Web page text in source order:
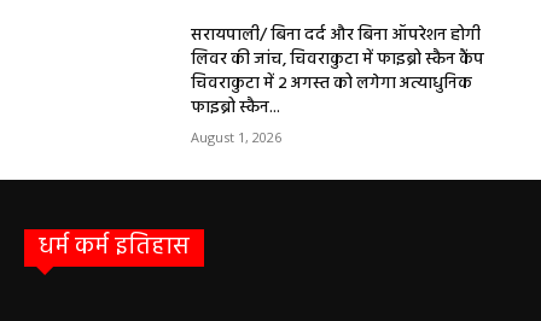
सरायपाली/ बिना दर्द और बिना ऑपरेशन होगी
लिवर की जांच, चिवराकुटा में फाइब्रो स्कैन कैंप
चिवराकुटा में 2 अगस्त को लगेगा अत्याधुनिक
फाइब्रो स्कैन...
August 1, 2026
धर्म कर्म इतिहास